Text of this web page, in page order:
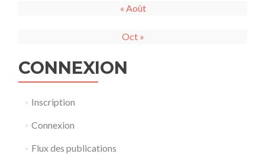
« Août
Oct »
CONNEXION
Inscription
Connexion
Flux des publications